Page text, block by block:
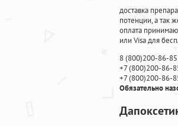
доставка
потенции, а так
оплата
или Visa для
8(800)200-86-85
+7(800)200-86-
+7(800)200-86-
Обязательно